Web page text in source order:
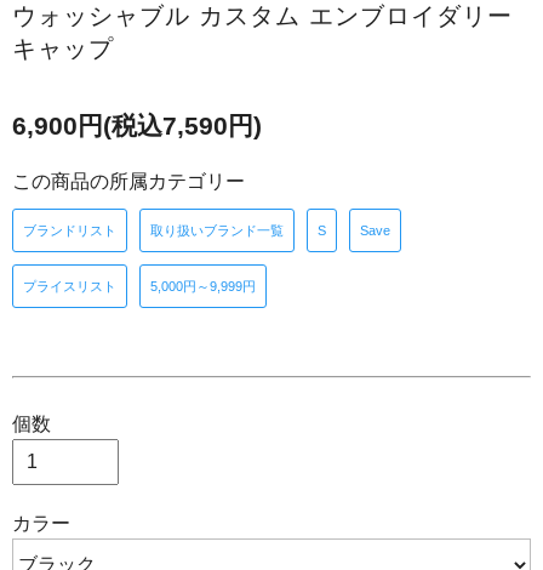
ウォッシャブル カスタム エンブロイダリー
キャップ
6,900円(税込7,590円)
この商品の所属カテゴリー
ブランドリスト 取り扱いブランド一覧 S Save
プライスリスト 5,000円～9,999円
個数
カラー